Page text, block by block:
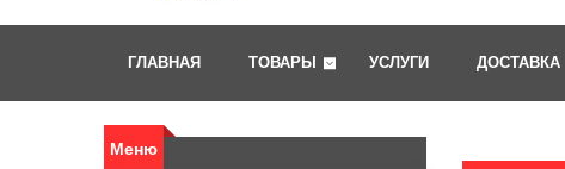
ГЛАВНАЯ ТОВАРЫ УСЛУГИ ДОСТАВКА